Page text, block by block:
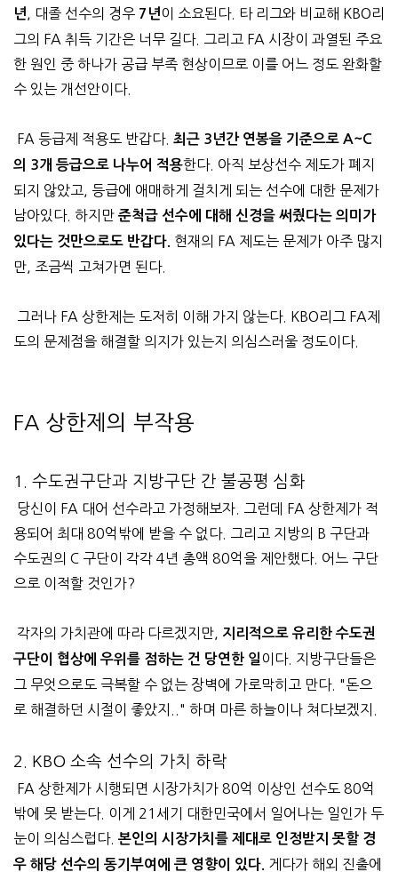
년 , 대졸 선수의 경우 7년이 소요된다. 타 리그와 비교해 KBO리
그의 FA 취득 기간은 너무 길다. 그리고 FA 시장이 과열된 주요
한 원인 중 하나가 공급 부족 현상이므로 이를 어느 정도 완화할
수 있는 개선안이다.
FA 등급제 적용도 반갑다. 최근 3년간 연봉을 기준으로 A~C
의 3개 등급으로 나누어 적용한다. 아직 보상선수 제도가 폐지
되지 않았고, 등급에 애매하게 걸치게 되는 선수에 대한 문제가
남아있다. 하지만 준척급 선수에 대해 신경을 써줬다는 의미가
있다는 것만으로도 반갑다. 현재의 FA 제도는 문제가 아주 많지
만, 조금씩 고쳐가면 된다.
그러나 FA 상한제는 도저히 이해 가지 않는다. KBO리그 FA제
도의 문제점을 해결할 의지가 있는지 의심스러울 정도이다.
FA 상한제의 부작용
1. 수도권구단과 지방구단 간 불공평 심화
당신이 FA 대어 선수라고 가정해보자. 그런데 FA 상한제가 적
용되어 최대 80억밖에 받을 수 없다. 그리고 지방의 B 구단과
수도권의 C 구단이 각각 4년 총액 80억을 제안했다. 어느 구단
으로 이적할 것인가?
각자의 가치관에 따라 다르겠지만, 지리적으로 유리한 수도권
구단이 협상에 우위를 점하는 건 당연한 일 이다. 지방구단들은
그 무엇으로도 극복할 수 없는 장벽에 가로막히고 만다. "돈으
로 해결하던 시절이 좋았지.." 하며 마른 하늘이나 쳐다보겠지.
2. KBO 소속 선수의 가치 하락
FA 상한제가 시행되면 시장가치가 80억 이상인 선수도 80억
밖에 못 받는다. 이게 21세기 대한민국에서 일어나는 일인가 두
눈이 의심스럽다. 본인의 시장가치를 제대로 인정받지 못할 경
우 해당 선수의 동기부여에 큰 영향이 있다. 게다가 해외 진출에